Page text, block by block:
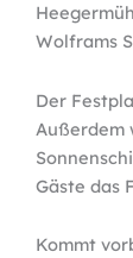
Wolframs
Der
Außerdem
Gäste das
Kommt